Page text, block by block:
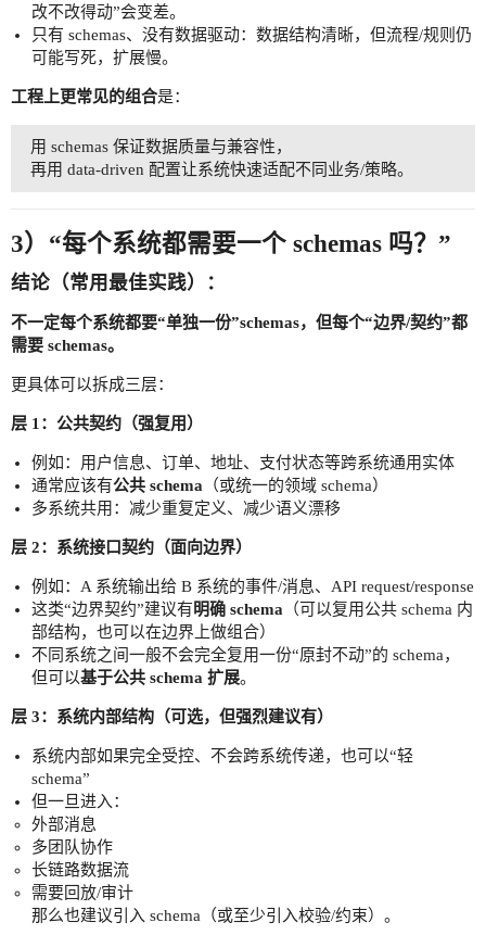
改不改得动”会变差。
只有 schemas、没有数据驱动：数据结构清晰，但流程/规则仍
可能写死，扩展慢。
工程上更常见的组合是：
用 schemas 保证数据质量与兼容性，
再用 data-driven 配置让系统快速适配不同业务/策略。
3）“每个系统都需要一个 schemas 吗？”
结论（常用最佳实践）：
不一定每个系统都要“单独一份”schemas，但每个“边界/契约”都
需要 schemas。
更具体可以拆成三层：
层 1：公共契约（强复用）
例如：用户信息、订单、地址、支付状态等跨系统通用实体
通常应该有公共 schema （或统一的领域 schema）
多系统共用：减少重复定义、减少语义漂移
层 2：系统接口契约（面向边界）
例如：A 系统输出给 B 系统的事件/消息、API request/response
这类“边界契约”建议有明确 schema （可以复用公共 schema 内
部结构，也可以在边界上做组合）
不同系统之间一般不会完全复用一份“原封不动”的 schema，
但可以基于公共 schema 扩展。
层 3：系统内部结构（可选，但强烈建议有）
系统内部如果完全受控、不会跨系统传递，也可以“轻
schema”
但一旦进入：
外部消息
多团队协作
长链路数据流
需要回放/审计
那么也建议引入 schema（或至少引入校验/约束）。